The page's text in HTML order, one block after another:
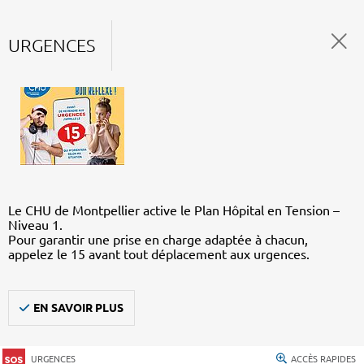
URGENCES
Le CHU de Montpellier active le Plan Hôpital en Tension –
Niveau 1.
Pour garantir une prise en charge adaptée à chacun,
appelez le 15 avant tout déplacement aux urgences.
EN SAVOIR PLUS
URGENCES ACCÈS RAPIDES